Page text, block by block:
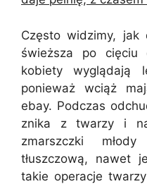
Często widzimy, jak
świeższa po cięciu
kobiety wyglądają
ponieważ wciąż
ebay. Podczas
znika z twarzy i
zmarszczki
tłuszczową, nawet
takie operacje